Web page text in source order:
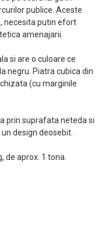
publice. Aceste
necesita putin efort
amenajarii.
si are o culoare ce
negru. Piatra cubica din
(cu marginile
prin suprafata neteda si
design deosebit.
de aprox. 1 tona.